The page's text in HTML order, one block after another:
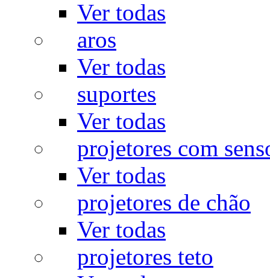
Ver todas
aros
Ver todas
suportes
Ver todas
projetores com
Ver todas
projetores de chão
Ver todas
projetores teto